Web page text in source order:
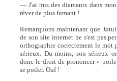
— J'ai mis des diamants dans
rêver de plus fumant !
Remarquons maintenant que
de son site internet ne s'est pas
orthographie correctement le mot
sérieux. Du moins, son sérieux
donc le droit de prononcer «
se poiler. Ouf !